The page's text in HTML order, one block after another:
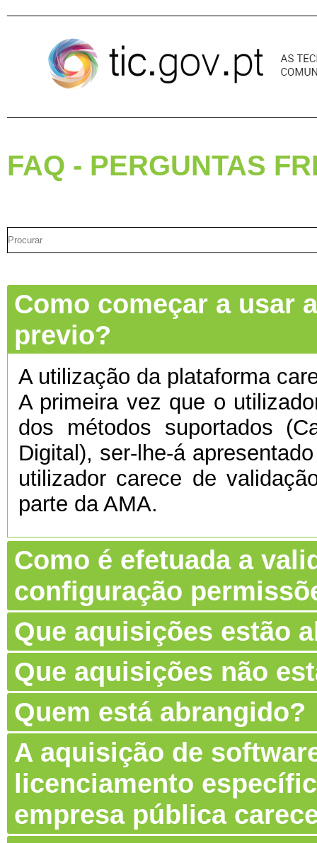
FAQ - PERGUNTAS
Como começar a usar
previo?
A utilização da plataforma
A primeira vez que o
dos métodos suportados
Digital), ser-lhe-á
utilizador carece de
parte da AMA.
Como é efetuada a
configuração
Que aquisições estão
Que aquisições não
Quem está abrangido?
A aquisição de
licenciamento
empresa pública